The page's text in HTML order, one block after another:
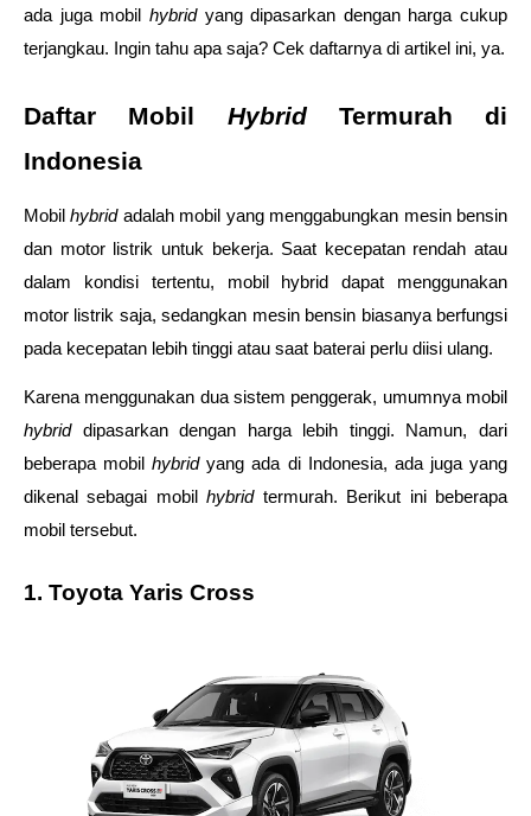
ada juga mobil hybrid yang dipasarkan dengan harga cukup
terjangkau. Ingin tahu apa saja? Cek daftarnya di artikel ini, ya.
Daftar Mobil Hybrid Termurah di
Indonesia
Mobil hybrid adalah mobil yang menggabungkan mesin bensin
dan motor listrik untuk bekerja. Saat kecepatan rendah atau
dalam kondisi tertentu, mobil hybrid dapat menggunakan
motor listrik saja, sedangkan mesin bensin biasanya berfungsi
pada kecepatan lebih tinggi atau saat baterai perlu diisi ulang.
hybrid dipasarkan dengan harga lebih tinggi. Namun, dari
beberapa mobil hybrid yang ada di Indonesia, ada juga yang
dikenal sebagai mobil hybrid termurah. Berikut ini beberapa
mobil tersebut.
1. Toyota Yaris Cross